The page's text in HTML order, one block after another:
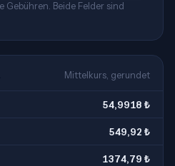
Beide Felder sind
Mittelkurs, gerundet
54,9918 ₺
549,92 ₺
1374,79 ₺